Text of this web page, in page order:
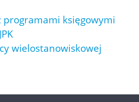
programami księgowymi
wielostanowiskowej